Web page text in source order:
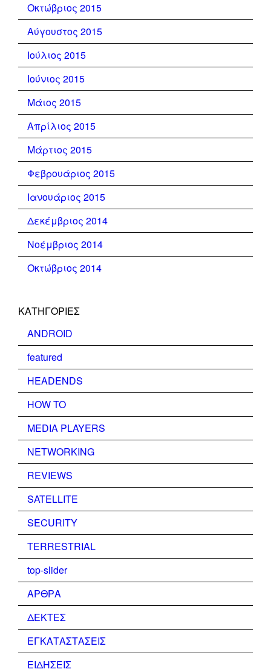
Οκτώβριος 2015
Αύγουστος 2015
Ιούλιος 2015
Ιούνιος 2015
Μάιος 2015
Απρίλιος 2015
Μάρτιος 2015
Φεβρουάριος 2015
Ιανουάριος 2015
Δεκέμβριος 2014
Νοέμβριος 2014
Οκτώβριος 2014
KΑΤΗΓΟΡΊΕΣ
ANDROID
featured
HEADENDS
HOW TO
MEDIA PLAYERS
NETWORKING
REVIEWS
SATELLITE
SECURITY
TERRESTRIAL
top-slider
ΑΡΘΡΑ
ΔΕΚΤΕΣ
ΕΓΚΑΤΑΣΤΑΣΕΙΣ
ΕΙΔΗΣΕΙΣ